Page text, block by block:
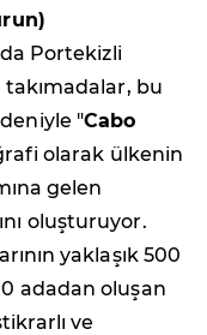
Portekizli
bu
"Cabo
olarak ülkenin
gelen
oluşturuyor.
yaklaşık 500
adadan oluşan
ve